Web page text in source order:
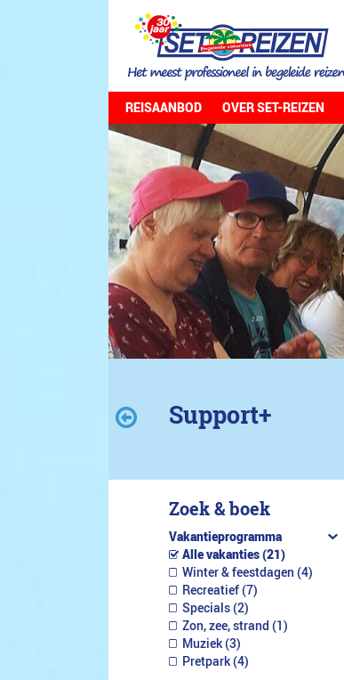
REISAANBOD OVER SET-REIZEN
Support+
Zoek & boek
Vakantieprogramma
Alle vakanties (21)
Winter & feestdagen (4)
Recreatief (7)
Specials (2)
Zon, zee, strand (1)
Muziek (3)
Pretpark (4)